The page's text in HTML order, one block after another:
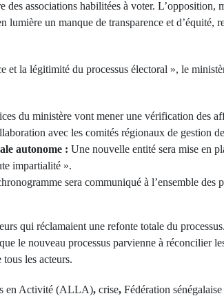
associations habilitées à voter. L’opposition,
un manque de transparence et d’équité,
et la légitimité du processus électoral », le
du ministère vont mener une vérification des
avec les comités régionaux de gestion
autonome : Une nouvelle entité sera mise en
impartialité ».
sera communiqué à l’ensemble des
qui réclamaient une refonte totale du
le nouveau processus parvienne à réconcilier
les acteurs.
en Activité (ALLA), crise, Fédération